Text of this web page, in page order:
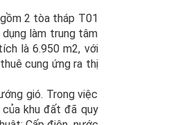
2 tòa tháp T01
làm trung tâm
là 6.950 m2, với
cung ứng ra thị
gió. Trong việc
khu đất đã quy